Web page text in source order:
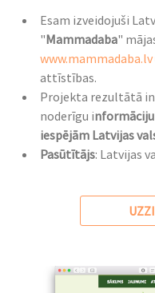
Esam izveidojuši
"Mammadaba"
www.mammadaba.lv
attīstības.
Projekta rezultātā
noderīgu i
iespējām Latvijas
Pasūtītājs: Latvijas